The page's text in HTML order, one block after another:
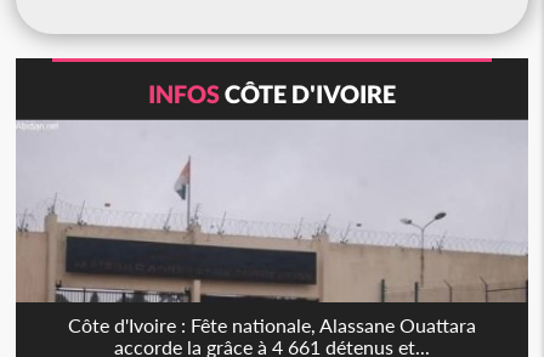
INFOSCÔTE D'IVOIRE
Côte d'Ivoire : Fête nationale, Alassane Ouattara
accorde la grâce à 4 661 détenus et...